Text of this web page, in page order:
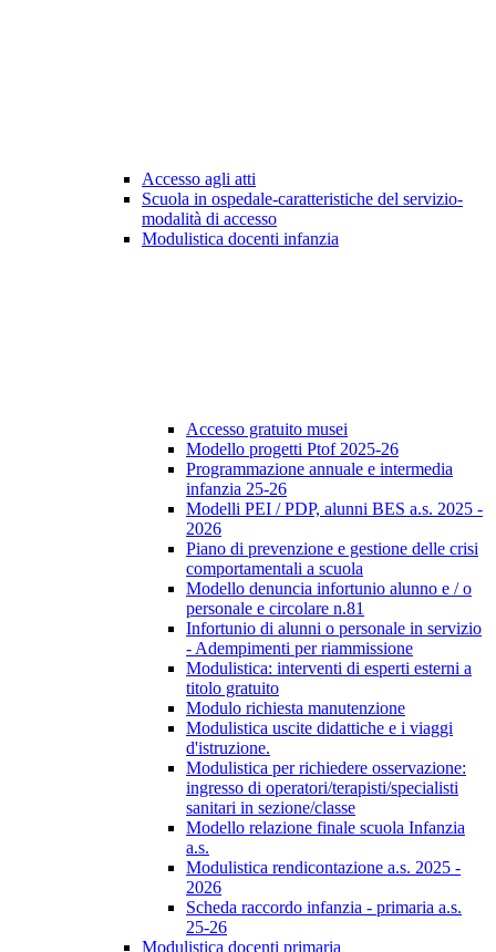
Accesso agli atti
Scuola in ospedale-caratteristiche del servizio-
modalità di accesso
Modulistica docenti infanzia
Accesso gratuito musei
Modello progetti Ptof 2025-26
Programmazione annuale e intermedia
infanzia 25-26
Modelli PEI / PDP, alunni BES a.s. 2025 -
2026
Piano di prevenzione e gestione delle crisi
comportamentali a scuola
Modello denuncia infortunio alunno e / o
personale e circolare n.81
Infortunio di alunni o personale in servizio
- Adempimenti per riammissione
Modulistica: interventi di esperti esterni a
titolo gratuito
Modulo richiesta manutenzione
Modulistica uscite didattiche e i viaggi
d'istruzione.
Modulistica per richiedere osservazione:
ingresso di operatori/terapisti/specialisti
sanitari in sezione/classe
Modello relazione finale scuola Infanzia
a.s.
Modulistica rendicontazione a.s. 2025 -
2026
Scheda raccordo infanzia - primaria a.s.
25-26
Modulistica docenti primaria